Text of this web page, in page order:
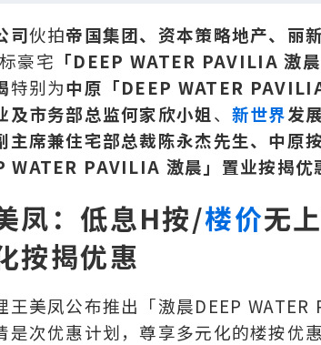
司伙拍帝国集团、资本策略地产、丽
豪宅 「DEEP WATER PAVILIA 滶晨
特别为中原 「DEEP WATER
及市务部总监何家欣小姐、 新世界发
主席兼住宅部总裁陈永杰先生、中原
WATER PAVILIA 滶晨」置业按揭优
凤：低息H按/楼价无
按揭优惠
王美凤公布推出「滶晨DEEP
次优惠计划，尊享多元化的楼按优惠